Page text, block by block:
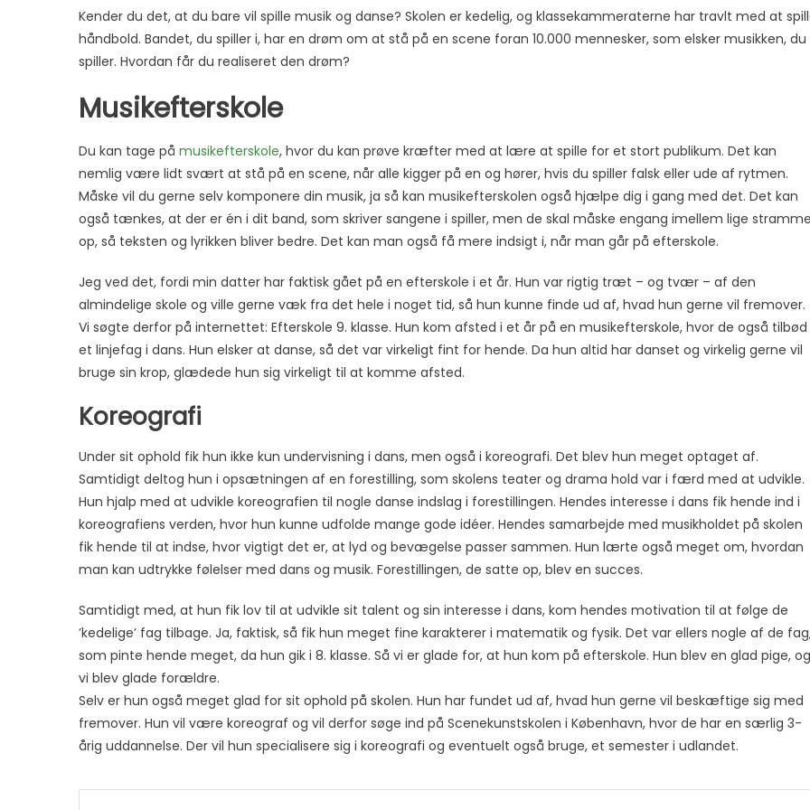
Kender du det, at du bare vil spille musik og danse? Skolen er kedelig, og klassekammeraterne har travlt med at
håndbold. Bandet, du spiller i, har en drøm om at stå på en scene foran 10.000 mennesker, som elsker musikken, du
spiller. Hvordan får du realiseret den drøm?
Musikefterskole
Du kan tage på musikefterskole, hvor du kan prøve kræfter med at lære at spille for et stort publikum. Det kan
nemlig være lidt svært at stå på en scene, når alle kigger på en og hører, hvis du spiller falsk eller ude af rytmen.
Måske vil du gerne selv komponere din musik, ja så kan musikefterskolen også hjælpe dig i gang med det. Det kan
også tænkes, at der er én i dit band, som skriver sangene i spiller, men de skal måske engang imellem lige
op, så teksten og lyrikken bliver bedre. Det kan man også få mere indsigt i, når man går på efterskole.
Jeg ved det, fordi min datter har faktisk gået på en efterskole i et år. Hun var rigtig træt – og tvær – af den
almindelige skole og ville gerne væk fra det hele i noget tid, så hun kunne finde ud af, hvad hun gerne vil fremover.
Vi søgte derfor på internettet: Efterskole 9. klasse. Hun kom afsted i et år på en musikefterskole, hvor de også tilbød
et linjefag i dans. Hun elsker at danse, så det var virkeligt fint for hende. Da hun altid har danset og virkelig gerne vil
bruge sin krop, glædede hun sig virkeligt til at komme afsted.
Koreografi
Under sit ophold fik hun ikke kun undervisning i dans, men også i koreografi. Det blev hun meget optaget af.
Samtidigt deltog hun i opsætningen af en forestilling, som skolens teater og drama hold var i færd med at udvikle.
Hun hjalp med at udvikle koreografien til nogle danse indslag i forestillingen. Hendes interesse i dans fik hende ind i
koreografiens verden, hvor hun kunne udfolde mange gode idéer. Hendes samarbejde med musikholdet på skolen
fik hende til at indse, hvor vigtigt det er, at lyd og bevægelse passer sammen. Hun lærte også meget om, hvordan
man kan udtrykke følelser med dans og musik. Forestillingen, de satte op, blev en succes.
Samtidigt med, at hun fik lov til at udvikle sit talent og sin interesse i dans, kom hendes motivation til at følge de
’kedelige’ fag tilbage. Ja, faktisk, så fik hun meget fine karakterer i matematik og fysik. Det var ellers nogle af de
som pinte hende meget, da hun gik i 8. klasse. Så vi er glade for, at hun kom på efterskole. Hun blev en glad pige, og
vi blev glade forældre.
Selv er hun også meget glad for sit ophold på skolen. Hun har fundet ud af, hvad hun gerne vil beskæftige sig med
fremover. Hun vil være koreograf og vil derfor søge ind på Scenekunstskolen i København, hvor de har en særlig 3-
årig uddannelse. Der vil hun specialisere sig i koreografi og eventuelt også bruge, et semester i udlandet.